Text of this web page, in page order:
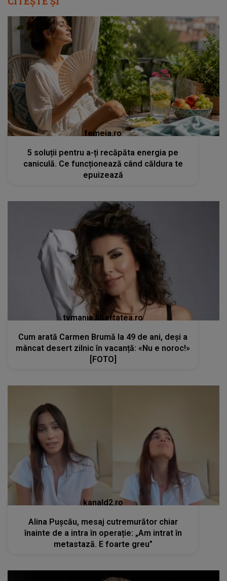
femeia.ro
5 soluții pentru a-ți recăpăta energia pe
caniculă. Ce funcționează când căldura te
epuizează
tvmania.libertatea.ro
Cum arată Carmen Brumă la 49 de ani, deși a
mâncat desert zilnic în vacanță: «Nu e noroc!»
[FOTO]
kanald2.ro
Alina Pușcău, mesaj cutremurător chiar
înainte de a intra în operație: „Am intrat în
metastază. E foarte greu”